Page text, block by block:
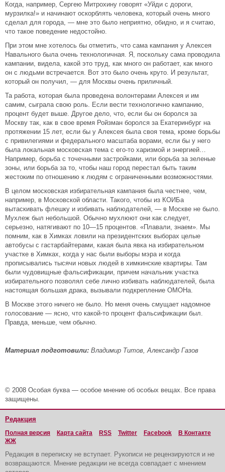
Когда, например, Сергею Митрохину говорят «Уйди с дороги,
мурзилка!» и начинают оскорблять человека, который очень много
сделал для города, — мне это было неприятно, обидно, и я считаю,
что такое поведение недостойно.
При этом мне хотелось бы отметить, что сама кампания у Алексея
Навального была очень технологичная. Я, поскольку сама проводила
кампании, видела, какой это труд, как много он работает, как много
он с людьми встречается. Вот это было очень круто. И результат,
который он получил, — для Москвы очень приличный.
Та работа, которая была проведена волонтерами Алексея и им
самим, сыграла свою роль. Если вести технологично кампанию,
процент будет выше. Другое дело, что, если бы он боролся за
Москву так, как в свое время Ройзман боролся за Екатеринбург на
протяжении 15 лет, если бы у Алексея была своя тема, кроме борьбы
с привилегиями и федерального масштаба ворами, если бы у него
была локальная московская тема с его-то харизмой и энергией…
Например, борьба с точечными застройками, или борьба за зеленые
зоны, или борьба за то, чтобы наш город перестал быть таким
жестоким по отношению к людям с ограниченными возможностями.
В целом московская избирательная кампания была честнее, чем,
например, в Московской области. Такого, чтобы из КОИБа
вытаскивать флешку и избивать наблюдателей, — в Москве не было.
Мухлеж был небольшой. Обычно мухлюют они как следует,
серьезно, натягивают по 10—15 процентов. «Плавали, знаем». Мы
помним, как в Химках ловили на президентских выборах целые
автобусы с гастарбайтерами, какая была явка на избирательном
участке в Химках, когда у нас были выборы мэра и когда
прописывались тысячи новых людей в химкинские квартиры. Там
были чудовищные фальсификации, причем начальник участка
избирательного позволял себе лично избивать наблюдателей, была
настоящая большая драка, вызывали подкрепление ОМОНа.
В Москве этого ничего не было. Но меня очень смущает надомное
голосование — ясно, что какой-то процент фальсификации был.
Правда, меньше, чем обычно.
Материал подготовили: Владимир Титов, Александр Газов
© 2008 Особая буква — особое мнение об особых вещах. Все права
защищены.
Редакция
Полная версия Карта сайта RSS Twitter Facebook
В Контакте
ЖЖ
Редакция в переписку не вступает. Рукописи не рецензируются и не
возвращаются. Мнение редакции не всегда совпадает с мнением